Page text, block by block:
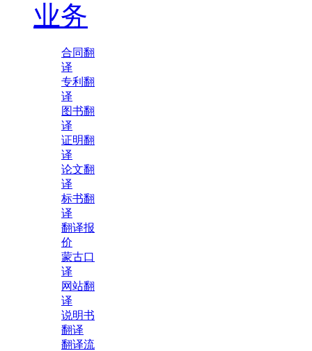
业务
合同翻
译
专利翻
译
图书翻
译
证明翻
译
论文翻
译
标书翻
译
翻译报
价
蒙古口
译
网站翻
译
说明书
翻译
翻译流